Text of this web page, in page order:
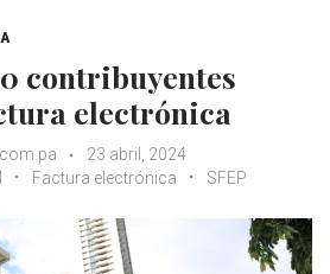
contribuyentes
electrónica
23 abril, 2024
Factura electrónica SFEP